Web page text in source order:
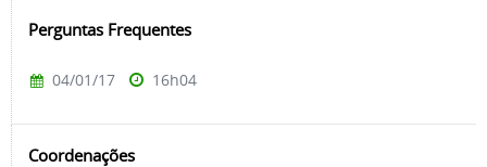
Perguntas Frequentes
04/01/17 16h04
Coordenações